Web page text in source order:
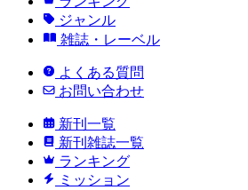
ジャンル
雑誌・レーベル
よくある質問
お問い合わせ
新刊一覧
新刊雑誌一覧
ランキング
ミッション